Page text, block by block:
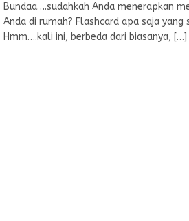
Bundaa….sudahkah Anda menerapkan
Anda di rumah? Flashcard apa saja yang
Hmm….kali ini, berbeda dari biasanya, […]